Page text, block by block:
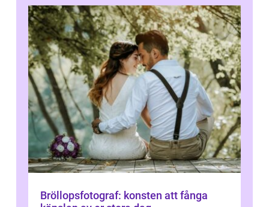
Bröllopsfotograf: konsten att fånga